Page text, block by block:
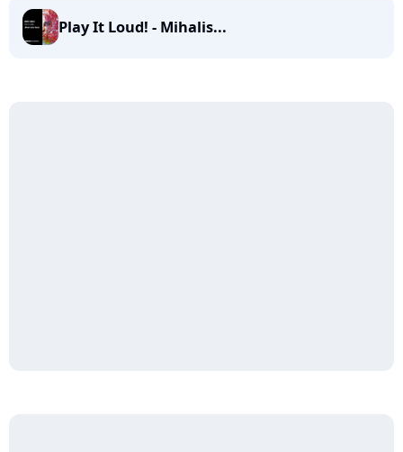
Play It Loud! - Mihalis...